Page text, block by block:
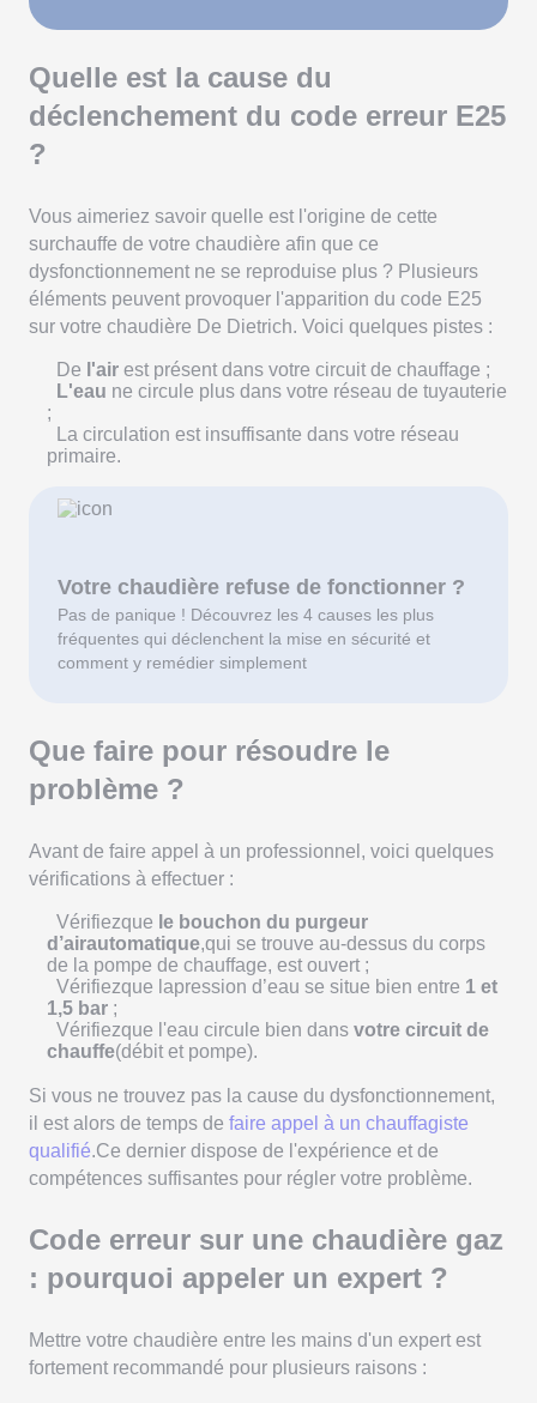
Quelle est la cause du
déclenchement du code erreur E25
?
Vous aimeriez savoir quelle est l'origine de cette
surchauffe de votre chaudière afin que ce
dysfonctionnement ne se reproduise plus ? Plusieurs
éléments peuvent provoquer l'apparition du code E25
sur votre chaudière De Dietrich. Voici quelques pistes :
De l'air est présent dans votre circuit de chauffage ;
L'eau ne circule plus dans votre réseau de tuyauterie
;
La circulation est insuffisante dans votre réseau
primaire.
Votre chaudière refuse de fonctionner ?
Pas de panique ! Découvrez les 4 causes les plus
fréquentes qui déclenchent la mise en sécurité et
comment y remédier simplement
Que faire pour résoudre le
problème ?
Avant de faire appel à un professionnel, voici quelques
vérifications à effectuer :
Vérifiezque le bouchon du purgeur
d’airautomatique,qui se trouve au-dessus du corps
de la pompe de chauffage, est ouvert ;
Vérifiezque lapression d’eau se situe bien entre 1 et
1,5 bar ;
Vérifiezque l'eau circule bien dans votre circuit de
chauffe(débit et pompe).
Si vous ne trouvez pas la cause du dysfonctionnement,
il est alors de temps de faire appel à un chauffagiste
qualifié.Ce dernier dispose de l'expérience et de
compétences suffisantes pour régler votre problème.
Code erreur sur une chaudière gaz
: pourquoi appeler un expert ?
Mettre votre chaudière entre les mains d'un expert est
fortement recommandé pour plusieurs raisons :